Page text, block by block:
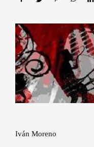
Iván Moreno